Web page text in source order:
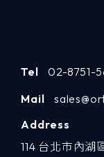
Tel 02-8751-
Mail
Address
114 台北市內湖